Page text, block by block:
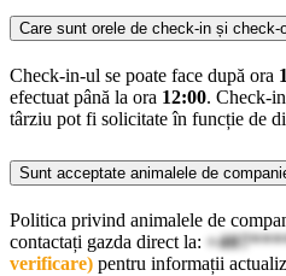
Care sunt orele de check-in și check-
Check-in-ul se poate face după ora
efectuat până la ora 12:00. Check-
târziu pot fi solicitate în funcție de
Sunt acceptate animalele de
Politica privind animalele de
contactați gazda direct la:
verificare) pentru informații